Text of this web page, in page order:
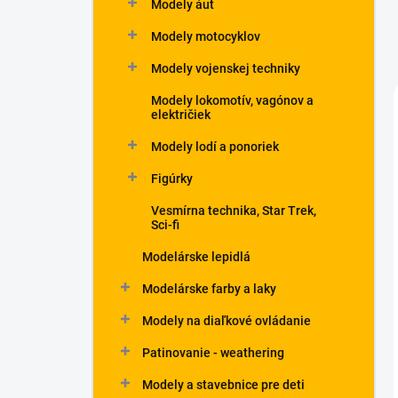
Modely áut
Modely motocyklov
Modely vojenskej techniky
Modely lokomotív, vagónov a
električiek
Modely lodí a ponoriek
Figúrky
Vesmírna technika, Star Trek,
Sci-fi
Modelárske lepidlá
Modelárske farby a laky
Modely na diaľkové ovládanie
Patinovanie - weathering
Modely a stavebnice pre deti